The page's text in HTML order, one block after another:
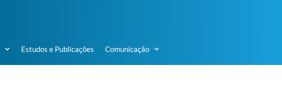
Estudos e Publicações Comunicação